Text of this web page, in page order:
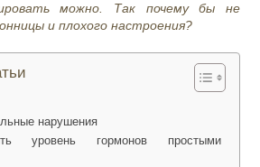
можно. Так почему бы не
и плохого настроения?
нарушения
уровень гормонов простыми